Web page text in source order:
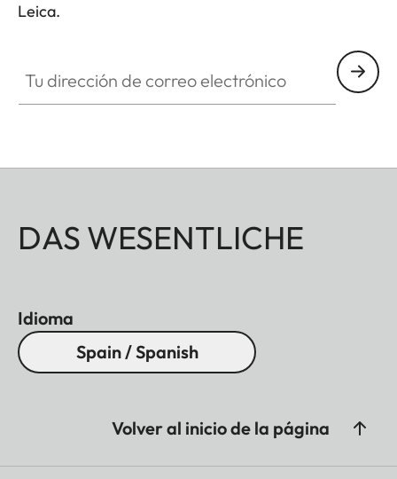
Leica.
DAS WESENTLICHE
Idioma
Spain / Spanish
Volver al inicio de la página